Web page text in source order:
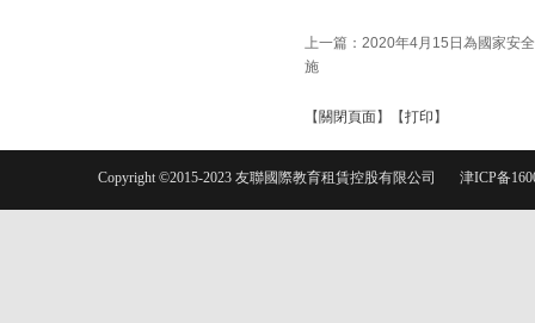
上一篇： 2020年4月15日為國家安
施
【 關閉頁面】【打印 】
Copyright ©2015-2023 友聯國際教育租賃控股有限公司 津ICP备